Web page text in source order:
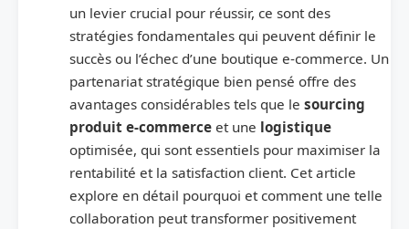
un levier crucial pour réussir, ce sont des
stratégies fondamentales qui peuvent définir le
succès ou l’échec d’une boutique e-commerce. Un
partenariat stratégique bien pensé offre des
avantages considérables tels que le sourcing
produit e-commerce et une logistique
optimisée, qui sont essentiels pour maximiser la
rentabilité et la satisfaction client. Cet article
explore en détail pourquoi et comment une telle
collaboration peut transformer positivement